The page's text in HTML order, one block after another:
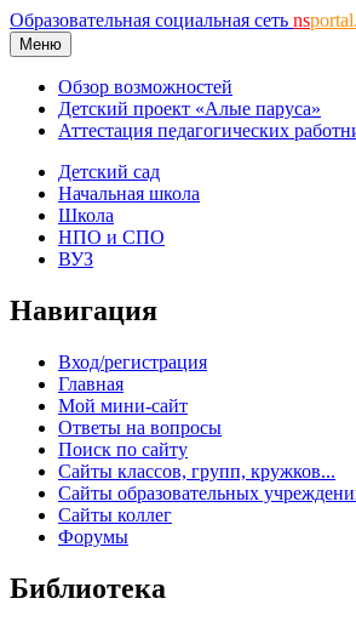
Образовательная социальная сеть ns
Меню
Обзор возможностей
Детский проект «Алые паруса»
Аттестация педагогических
Детский сад
Начальная школа
Школа
НПО и СПО
ВУЗ
Навигация
Вход/регистрация
Главная
Мой мини-сайт
Ответы на вопросы
Поиск по сайту
Сайты классов, групп, кружков...
Сайты образовательных
Сайты коллег
Форумы
Библиотека